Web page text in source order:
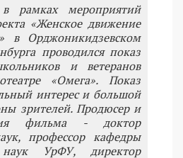
рамках мероприятий
«Женское движение
в Орджоникидзевском
проводился показ
и ветеранов
«Омега». Показ
интерес и большой
зрителей. Продюсер и
фильма - доктор
профессор кафедры
наук УрФУ, директор